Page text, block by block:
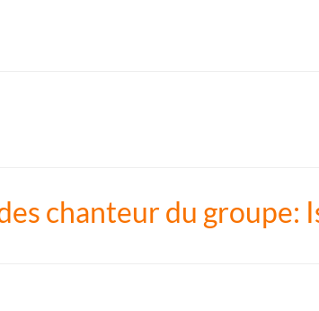
chanteur du groupe: